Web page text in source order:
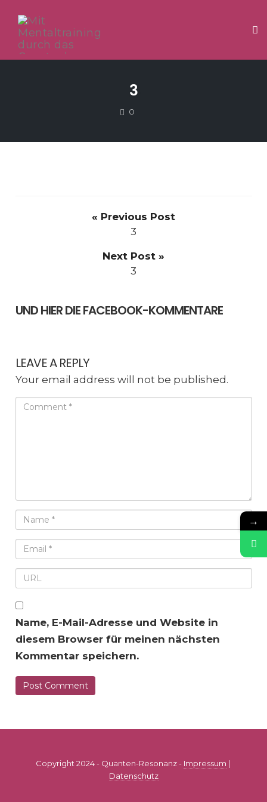
3
0
« Previous Post
3
Next Post »
3
UND HIER DIE FACEBOOK-KOMMENTARE
LEAVE A REPLY
Your email address will not be published.
Name, E-Mail-Adresse und Website in
diesem Browser für meinen nächsten
Kommentar speichern.
Copyright 2024 - Quanten-Resonanz - Impressum |
Datenschutz
→